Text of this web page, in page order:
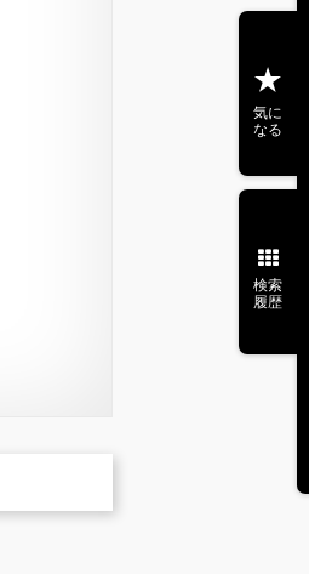
気に
なる
検索
履歴